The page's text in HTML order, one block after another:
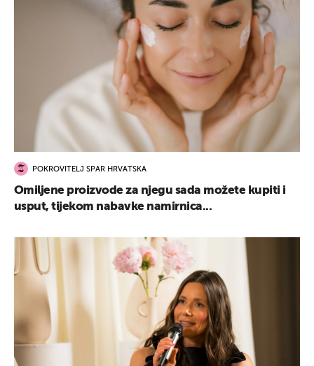
POKROVITELJ SPAR HRVATSKA
Omiljene proizvode za njegu sada možete kupiti i
usput, tijekom nabavke namirnica...